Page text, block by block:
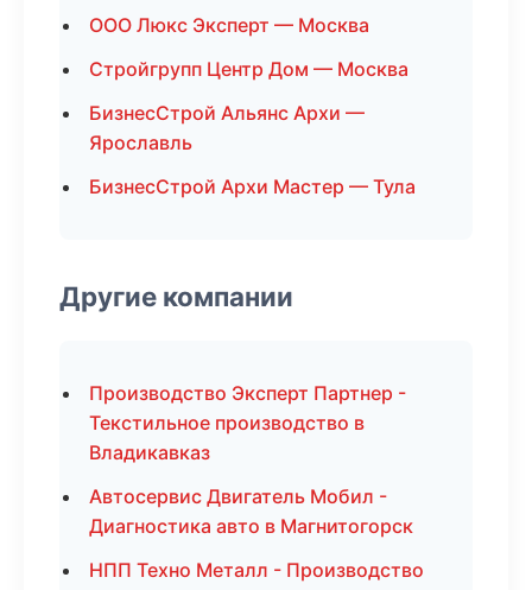
ООО Люкс Эксперт — Москва
Стройгрупп Центр Дом — Москва
БизнесСтрой Альянс Архи —
Ярославль
БизнесСтрой Архи Мастер — Тула
Другие компании
Производство Эксперт Партнер -
Текстильное производство в
Владикавказ
Автосервис Двигатель Мобил -
Диагностика авто в Магнитогорск
НПП Техно Металл - Производство